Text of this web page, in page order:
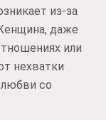
из-за
даже
или
нехватки
со